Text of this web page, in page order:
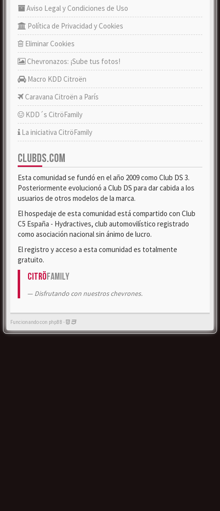
Aviso Legal y Condiciones de Uso
Política de Privacidad y Cookies
Eliminar Cookies
Chevronazos: ¡Sube tus fotos!
Macro KDD Citroën
Caravana Citroën a París
KDD´s CitröFamily
La iniciativa CitröFamily
CLUBDS.COM
Esta comunidad se fundó en el año 2009 como Club DS 3.
Posteriormente evolucionó a Club DS para dar cabida a los
usuarios de otros modelos de la marca.
El hospedaje de esta comunidad está compartido con Club
C5 España - Hydractives, club automovilístico registrado
como asociación nacional sin ánimo de lucro.
El registro y acceso a esta comunidad es totalmente
gratuito.
CitröFamily
Disfrutando con nuestros chevrones.
Funcionando con phpBB -